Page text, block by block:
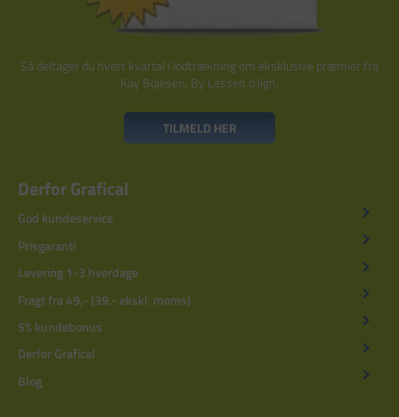
Så deltager du hvert kvartal i lodtrækning om eksklusive præmier fra
Kay Bojesen, By Lassen o.lign.
TILMELD HER
Derfor Grafical
God kundeservice
Prisgaranti
Levering 1-3 hverdage
Fragt fra 49,- (39,- ekskl. moms)
5% kundebonus
Derfor Grafical
Blog